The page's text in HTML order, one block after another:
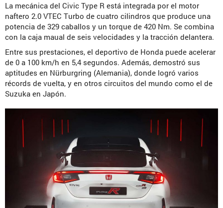
La mecánica del Civic Type R está integrada por el motor
naftero 2.0 VTEC Turbo de cuatro cilindros que produce una
potencia de 329 caballos y un torque de 420 Nm. Se combina
con la caja maual de seis velocidades y la tracción delantera.
Entre sus prestaciones, el deportivo de Honda puede acelerar
de 0 a 100 km/h en 5,4 segundos. Además, demostró sus
aptitudes en Nürburgring (Alemania), donde logró varios
récords de vuelta, y en otros circuitos del mundo como el de
Suzuka en Japón.